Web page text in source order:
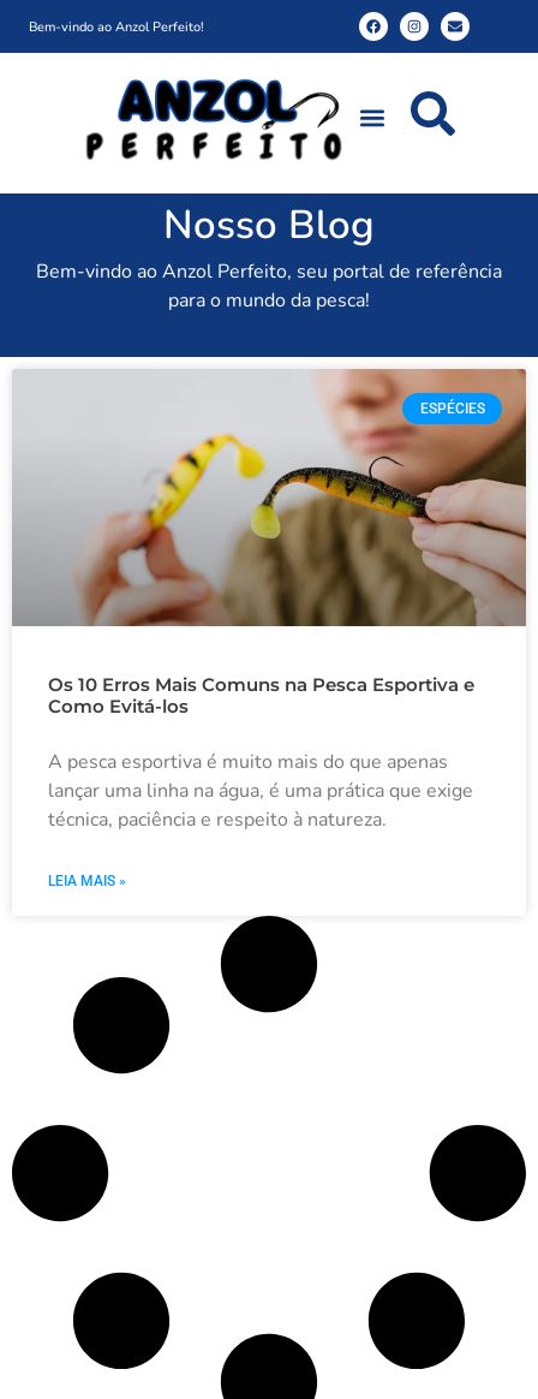
Bem-vindo ao Anzol Perfeito!
Nosso Blog
Bem-vindo ao Anzol Perfeito, seu portal de referência
para o mundo da pesca!
ESPÉCIES
Os 10 Erros Mais Comuns na Pesca Esportiva e
Como Evitá-los
A pesca esportiva é muito mais do que apenas
lançar uma linha na água, é uma prática que exige
técnica, paciência e respeito à natureza.
LEIA MAIS »